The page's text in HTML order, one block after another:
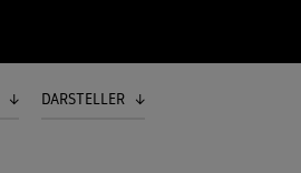
DARSTELLER